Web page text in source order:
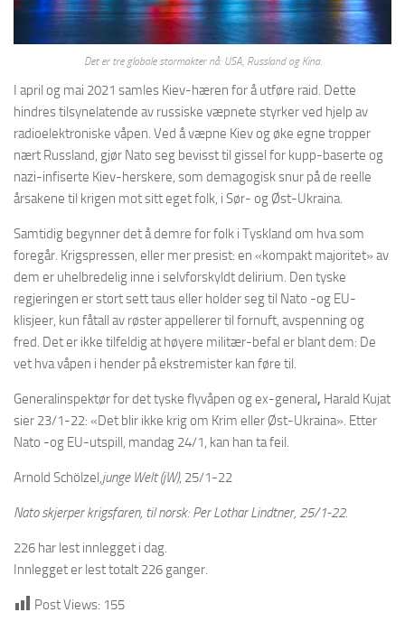
Det er tre globale stormakter nå: USA, Russland og Kina.
I april og mai 2021 samles Kiev-hæren for å utføre raid. Dette
hindres tilsynelatende av russiske væpnete styrker ved hjelp av
radioelektroniske våpen. Ved å væpne Kiev og øke egne tropper
nært Russland, gjør Nato seg bevisst til gissel for kupp-baserte og
nazi-infiserte Kiev-herskere, som demagogisk snur på de reelle
årsakene til krigen mot sitt eget folk, i Sør- og Øst-Ukraina.
Samtidig begynner det å demre for folk i Tyskland om hva som
foregår. Krigspressen, eller mer presist: en «kompakt majoritet» av
dem er uhelbredelig inne i selvforskyldt delirium. Den tyske
regjeringen er stort sett taus eller holder seg til Nato -og EU-
klisjeer, kun fåtall av røster appellerer til fornuft, avspenning og
fred. Det er ikke tilfeldig at høyere militær-befal er blant dem: De
vet hva våpen i hender på ekstremister kan føre til.
Generalinspektør for det tyske flyvåpen og ex-general, Harald Kujat
sier 23/1-22: «Det blir ikke krig om Krim eller Øst-Ukraina». Etter
Nato -og EU-utspill, mandag 24/1, kan han ta feil.
Arnold Schölzel,junge Welt (jW), 25/1-22
Nato skjerper krigsfaren, til norsk: Per Lothar Lindtner, 25/1-22.
226 har lest innlegget i dag.
Innlegget er lest totalt 226 ganger.
Post Views: 155